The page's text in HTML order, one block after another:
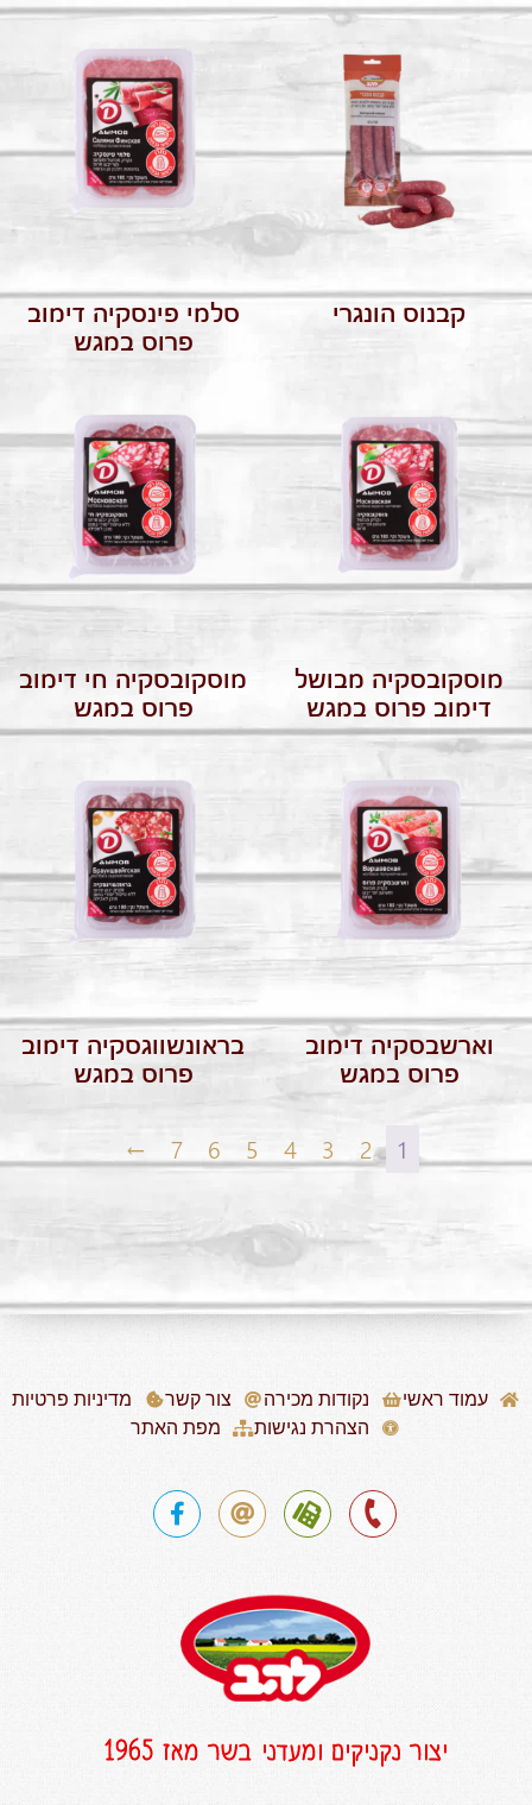
קבנוס הונגרי
סלמי פינסקיה דימוב
פרוס במגש
מוסקובסקיה מבושל
דימוב פרוס במגש
מוסקובסקיה חי דימוב
פרוס במגש
וארשבסקיה דימוב
פרוס במגש
בראונשווגסקיה דימוב
פרוס במגש
1
2
3
4
5
6
7
←
עמוד ראשי נקודות מכירה צור קשר
מדיניות פרטיות
הצהרת נגישות
מפת האתר
יצור נקניקים ומעדני בשר מאז 1965